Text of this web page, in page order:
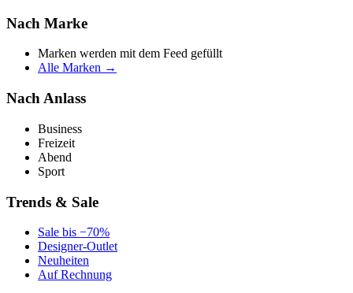
Nach Marke
Marken werden mit dem Feed gefüllt
Alle Marken →
Nach Anlass
Business
Freizeit
Abend
Sport
Trends & Sale
Sale bis −70%
Designer-Outlet
Neuheiten
Auf Rechnung